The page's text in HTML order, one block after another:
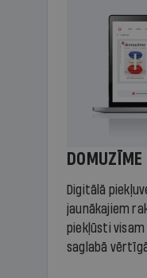
Digitālā
jaunākajiem
piekļūsti
saglabā